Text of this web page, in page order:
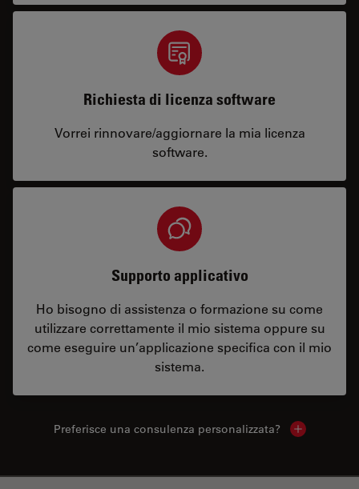
Richiesta di licenza software
Vorrei rinnovare/aggiornare la mia licenza
software.
Supporto applicativo
Ho bisogno di assistenza o formazione su come
utilizzare correttamente il mio sistema oppure su
come eseguire un’applicazione specifica con il mio
sistema.
Preferisce una consulenza personalizzata? Show local